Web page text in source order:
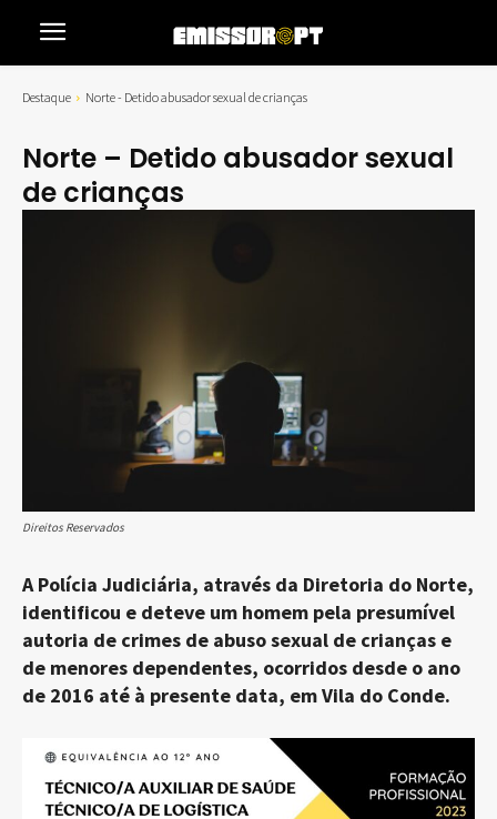
Destaque Norte - Detido abusador sexual de crianças
Norte – Detido abusador sexual
de crianças
Direitos Reservados
A Polícia Judiciária, através da Diretoria do Norte,
identificou e deteve um homem pela presumível
autoria de crimes de abuso sexual de crianças e
de menores dependentes, ocorridos desde o ano
de 2016 até à presente data, em Vila do Conde.